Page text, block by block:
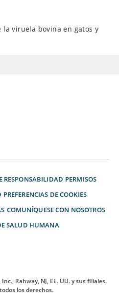
viruela bovina en gatos y
RESPONSABILIDAD PERMISOS
PREFERENCIAS DE COOKIES
COMUNÍQUESE CON NOSOTROS
SALUD HUMANA
Rahway, NJ, EE. UU. y sus filiales.
los derechos.